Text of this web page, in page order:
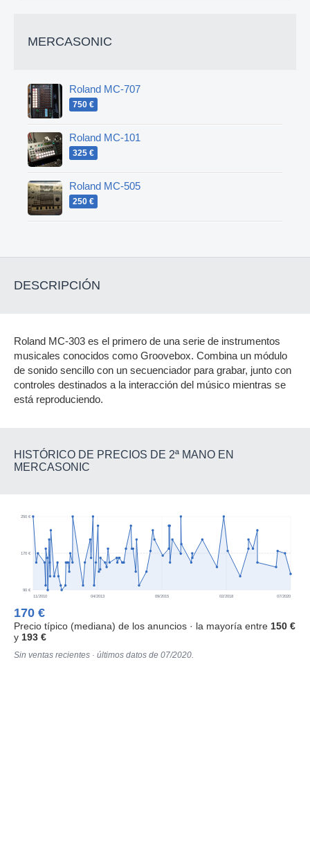
MERCASONIC
Roland MC-707
750 €
Roland MC-101
325 €
Roland MC-505
250 €
DESCRIPCIÓN
Roland MC-303 es el primero de una serie de instrumentos
musicales conocidos como Groovebox. Combina un módulo
de sonido sencillo con un secuenciador para grabar, junto con
controles destinados a la interacción del músico mientras se
está reproduciendo.
HISTÓRICO DE PRECIOS DE 2ª MANO EN
MERCASONIC
90 €
170 €
250 €
11/2010 04/2013 09/2015 02/2018 07/2020
170 €
Precio típico (mediana) de los anuncios · la mayoría entre 150 €
y 193 €
Sin ventas recientes · últimos datos de 07/2020.